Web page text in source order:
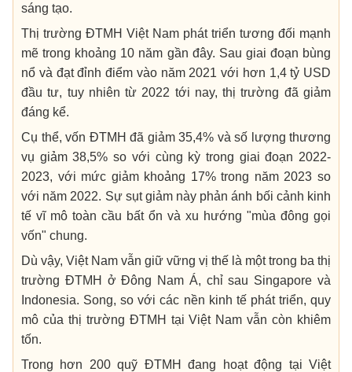
sáng tạo.
Thị trường ĐTMH Việt Nam phát triển tương đối mạnh
mẽ trong khoảng 10 năm gần đây. Sau giai đoạn bùng
nổ và đạt đỉnh điểm vào năm 2021 với hơn 1,4 tỷ USD
đầu tư, tuy nhiên từ 2022 tới nay,thị trường đã giảm
đáng kể.
Cụ thể, vốn ĐTMH đã giảm 35,4% và số lượng thương
vụ giảm 38,5% so với cùng kỳ trong giai đoạn 2022-
2023, với mức giảm khoảng 17% trong năm 2023 so
với năm 2022. Sự sụt giảm này phản ánh bối cảnh kinh
tế vĩ mô toàn cầu bất ổn và xu hướng "mùa đông gọi
vốn" chung.
Dù vậy, Việt Nam vẫn giữ vững vị thế là một trong ba thị
trường ĐTMH ở Đông Nam Á, chỉ sau Singapore và
Indonesia. Song, so với các nền kinh tế phát triển, quy
mô của thị trường ĐTMH tại Việt Nam vẫn còn khiêm
tốn.
Trong hơn 200 quỹ ĐTMH đang hoạt động tại Việt